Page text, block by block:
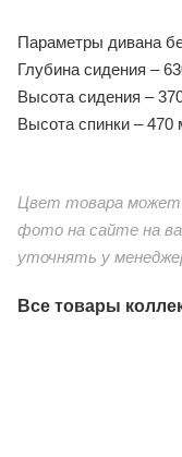
Параметры дивана
Глубина сидения –
Высота сидения –
Высота спинки – 470
Цвет товара может
фото на сайте на
уточнять у
Все товары